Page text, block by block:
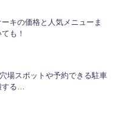
キの価格と人気メニューま
も！
場スポットや予約できる駐車
する…